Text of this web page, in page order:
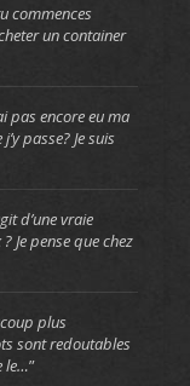
commences
un container
pas encore eu ma
passe? Je suis
d’une vraie
Je pense que chez
plus
sont redoutables
le…”